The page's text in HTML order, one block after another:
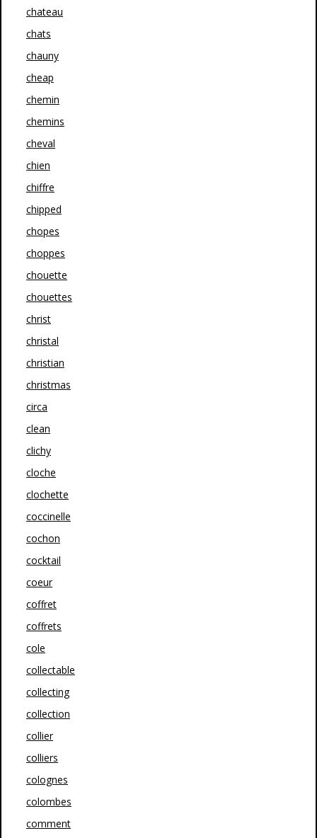
chateau
chats
chauny
cheap
chemin
chemins
cheval
chien
chiffre
chipped
chopes
choppes
chouette
chouettes
christ
christal
christian
christmas
circa
clean
clichy
cloche
clochette
coccinelle
cochon
cocktail
coeur
coffret
coffrets
cole
collectable
collecting
collection
collier
colliers
colognes
colombes
comment